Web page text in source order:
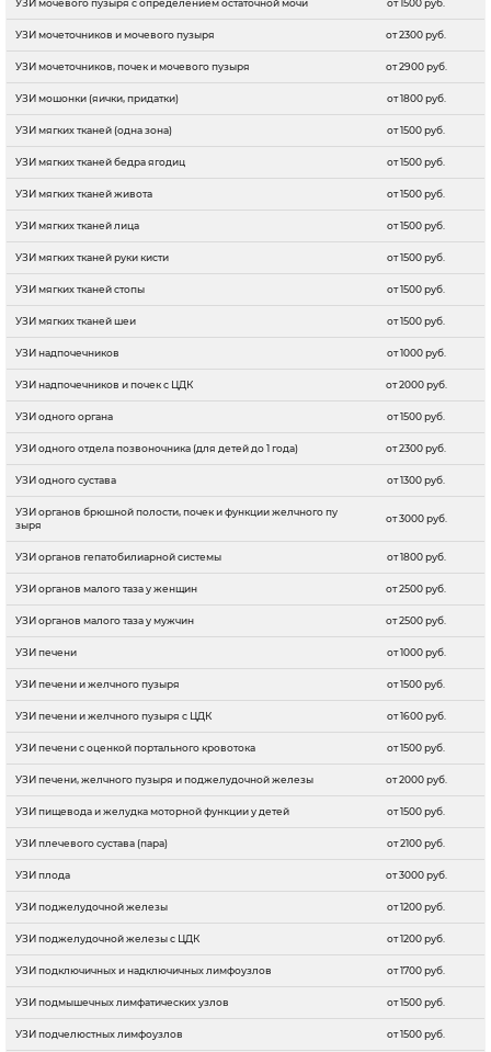
УЗИ мочеточников и мочевого пузыря от 2300 руб.
УЗИ мочеточников, почек и мочевого пузыря от 2900 руб.
УЗИ мошонки (яички, придатки) от 1800 руб.
УЗИ мягких тканей (одна зона) от 1500 руб.
УЗИ мягких тканей бедра ягодиц от 1500 руб.
УЗИ мягких тканей живота от 1500 руб.
УЗИ мягких тканей лица от 1500 руб.
УЗИ мягких тканей руки кисти от 1500 руб.
УЗИ мягких тканей стопы от 1500 руб.
УЗИ мягких тканей шеи от 1500 руб.
УЗИ надпочечников от 1000 руб.
УЗИ надпочечников и почек с ЦДК от 2000 руб.
УЗИ одного органа от 1500 руб.
УЗИ одного отдела позвоночника (для детей до 1 года) от 2300 руб.
УЗИ одного сустава от 1300 руб.
УЗИ органов брюшной полости, почек и функции желчного пу
зыря
от 3000 руб.
УЗИ органов гепатобилиарной системы от 1800 руб.
УЗИ органов малого таза у женщин от 2500 руб.
УЗИ органов малого таза у мужчин от 2500 руб.
УЗИ печени от 1000 руб.
УЗИ печени и желчного пузыря от 1500 руб.
УЗИ печени и желчного пузыря с ЦДК от 1600 руб.
УЗИ печени с оценкой портального кровотока от 1500 руб.
УЗИ печени, желчного пузыря и поджелудочной железы от 2000 руб.
УЗИ пищевода и желудка моторной функции у детей от 1500 руб.
УЗИ плечевого сустава (пара) от 2100 руб.
УЗИ плода от 3000 руб.
УЗИ поджелудочной железы от 1200 руб.
УЗИ поджелудочной железы с ЦДК от 1200 руб.
УЗИ подключичных и надключичных лимфоузлов от 1700 руб.
УЗИ подмышечных лимфатических узлов от 1500 руб.
УЗИ подчелюстных лимфоузлов от 1500 руб.